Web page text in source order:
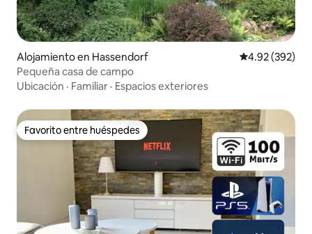
Alojamiento en Hassendorf Calificación
4.92 (392)
Pequeña casa de campo
Ubicación · Familiar · Espacios exteriores
Favorito entre huéspedes
Favorito entre huéspedes